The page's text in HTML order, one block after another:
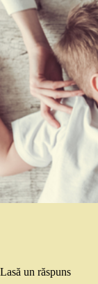
Lasă un răspuns